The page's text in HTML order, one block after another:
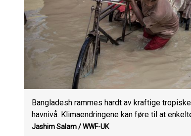
Bangladesh rammes hardt av kraftige
havnivå. Klimaendringene kan føre til at
Jashim Salam / WWF-UK